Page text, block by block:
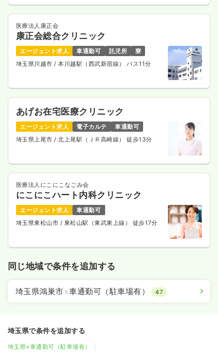
医療法人康正会
康正会総合クリニック
エージェント求人 車通勤可 託児所
寮
埼玉県川越市 / 本川越駅（西武新宿線） バス11分
あげお在宅医療クリニック
エージェント求人 電子カルテ
車通勤可
埼玉県上尾市 / 北上尾駅（ＪＲ高崎線） 徒歩13分
医療法人にこにこなごみ会
にこにこハート内科クリニック
エージェント求人
車通勤可
埼玉県東松山市 / 東松山駅（東武東上線） 徒歩17分
同じ地域で条件を追加する
埼玉県鴻巣市×車通勤可（駐車場有） 47
埼玉県で条件を追加する
埼玉県×車通勤可（駐車場有）